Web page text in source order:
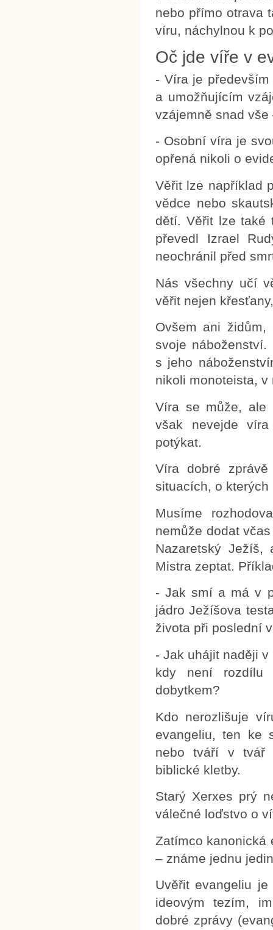
nebo přímo otrava
víru, náchylnou k
Oč jde víře v
- Víra je
a umožňujícím
vzájemně snad
- Osobní víra je
opřená nikoli o
Věřit lze například
vědce nebo
dětí. Věřit lze také
převedl Izrael
neochránil před
Nás všechny učí
věřit nejen
Ovšem ani židům,
svoje
s jeho
nikoli monoteista,
Víra se může, ale
však nevejde
potýkat.
Víra dobré
situacích, o
Musíme
nemůže dodat
Nazaretský
Mistra zeptat.
- Jak smí a má v
jádro Ježíšova
života při poslední
- Jak uhájit naději
kdy není rozdílu
dobytkem?
Kdo nerozlišuje
evangeliu, ten ke
nebo tváří v tvář
biblické kletby.
Starý Xerxes prý
válečné loďstvo o
Zatímco kanonická
– známe jednu
Uvěřit evangeliu
ideovým tezím,
dobré zprávy